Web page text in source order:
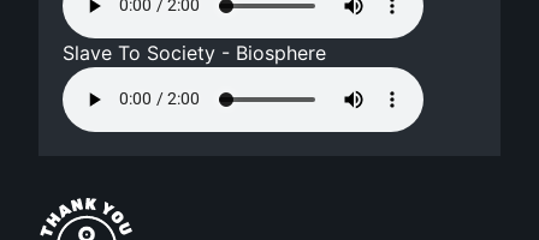
Slave To Society - Biosphere